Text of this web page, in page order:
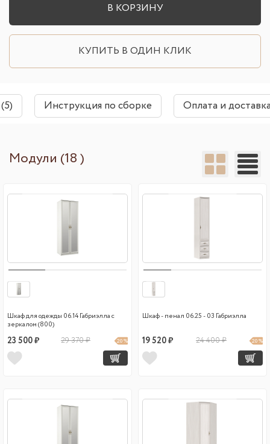
В КОРЗИНУ
КУПИТЬ В ОДИН КЛИК
Инструкция по сборке Оплата и
Модули (18 )
Шкаф для одежды 06.14 Габриэлла с
зеркалом (800)
23 500 ₽ 29 370 ₽ 20 %
Шкаф - пенал 06.25 - 03 Габриэлла
19 520 ₽ 24 400 ₽ 20 %